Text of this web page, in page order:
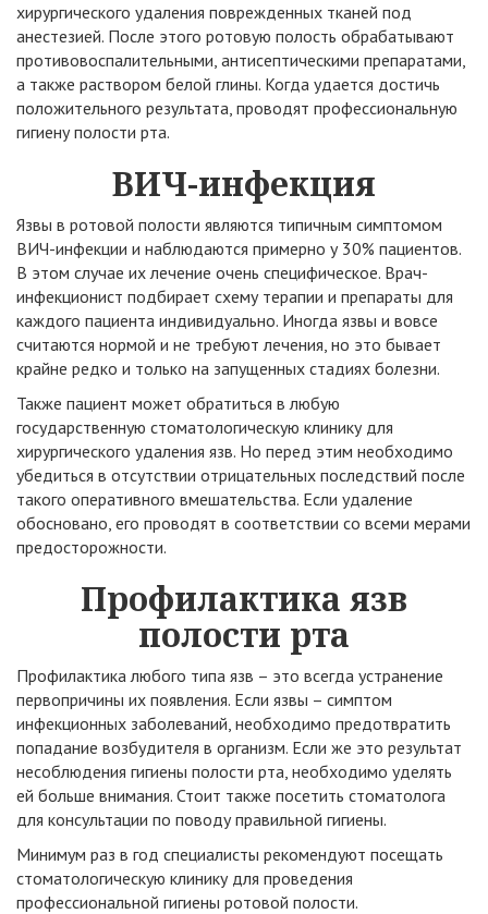
хирургического удаления поврежденных тканей под
анестезией. После этого ротовую полость обрабатывают
противовоспалительными, антисептическими препаратами,
а также раствором белой глины. Когда удается достичь
положительного результата, проводят профессиональную
гигиену полости рта.
ВИЧ-инфекция
Язвы в ротовой полости являются типичным симптомом
ВИЧ-инфекции и наблюдаются примерно у 30% пациентов.
В этом случае их лечение очень специфическое. Врач-
инфекционист подбирает схему терапии и препараты для
каждого пациента индивидуально. Иногда язвы и вовсе
считаются нормой и не требуют лечения, но это бывает
крайне редко и только на запущенных стадиях болезни.
Также пациент может обратиться в любую
государственную стоматологическую клинику для
хирургического удаления язв. Но перед этим необходимо
убедиться в отсутствии отрицательных последствий после
такого оперативного вмешательства. Если удаление
обосновано, его проводят в соответствии со всеми мерами
предосторожности.
Профилактика язв
полости рта
Профилактика любого типа язв – это всегда устранение
первопричины их появления. Если язвы – симптом
инфекционных заболеваний, необходимо предотвратить
попадание возбудителя в организм. Если же это результат
несоблюдения гигиены полости рта, необходимо уделять
ей больше внимания. Стоит также посетить стоматолога
для консультации по поводу правильной гигиены.
Минимум раз в год специалисты рекомендуют посещать
стоматологическую клинику для проведения
профессиональной гигиены ротовой полости.